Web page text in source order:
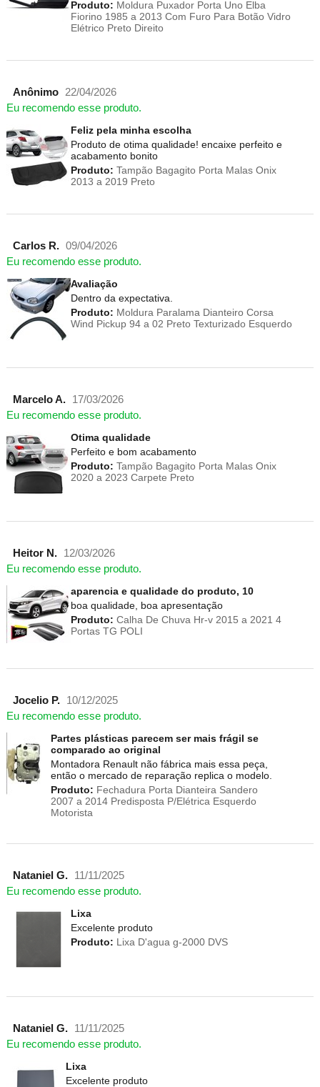
Produto: Moldura Puxador Porta Uno Elba
Fiorino 1985 a 2013 Com Furo Para Botão Vidro
Elétrico Preto Direito
Anônimo 22/04/2026
Eu recomendo esse produto.
Feliz pela minha escolha
Produto de otima qualidade! encaixe perfeito e
acabamento bonito
Produto: Tampão Bagagito Porta Malas Onix
2013 a 2019 Preto
Carlos R. 09/04/2026
Eu recomendo esse produto.
Avaliação
Dentro da expectativa.
Produto: Moldura Paralama Dianteiro Corsa
Wind Pickup 94 a 02 Preto Texturizado Esquerdo
Marcelo A.
17/03/2026
Eu recomendo esse produto.
Otima qualidade
Perfeito e bom acabamento
Produto: Tampão Bagagito Porta Malas Onix
2020 a 2023 Carpete Preto
Heitor N.
12/03/2026
Eu recomendo esse produto.
aparencia e qualidade do produto, 10
boa qualidade, boa apresentação
Produto: Calha De Chuva Hr-v 2015 a 2021 4
Portas TG POLI
Jocelio P.
10/12/2025
Eu recomendo esse produto.
Partes plásticas parecem ser mais frágil se
comparado ao original
Montadora Renault não fábrica mais essa peça,
então o mercado de reparação replica o modelo.
Produto: Fechadura Porta Dianteira Sandero
2007 a 2014 Predisposta P/Elétrica Esquerdo
Motorista
Nataniel G.
11/11/2025
Eu recomendo esse produto.
Lixa
Excelente produto
Produto: Lixa D'agua g-2000 DVS
Nataniel G.
11/11/2025
Eu recomendo esse produto.
Lixa
Excelente produto